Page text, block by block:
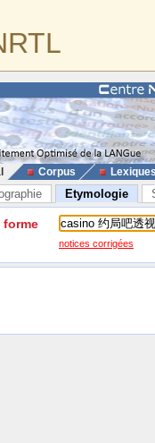
Corpus
Etymologie
forme
notices corrigées